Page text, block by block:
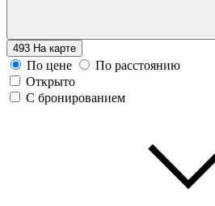
493 На карте
По цене
По расстоянию
Открыто
С бронированием